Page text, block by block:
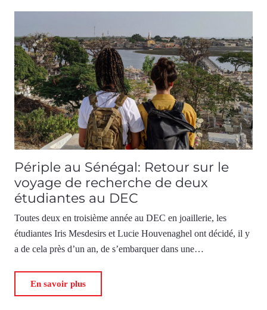
Périple au Sénégal: Retour sur le
voyage de recherche de deux
étudiantes au DEC
Toutes deux en troisième année au DEC en joaillerie, les
étudiantes Iris Mesdesirs et Lucie Houvenaghel ont décidé, il y
a de cela près d’un an, de s’embarquer dans une…
En savoir plus